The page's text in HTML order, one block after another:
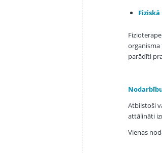
organisma
parādīti
Atbilstoši
attālināti
Vienas